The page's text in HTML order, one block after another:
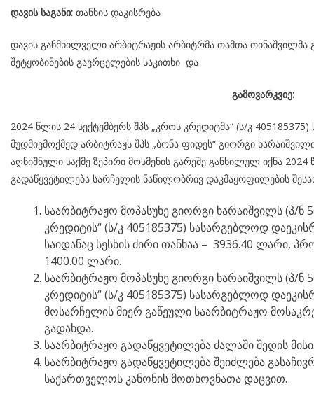
დავის საგანი: თანხის დაკისრება
დავის განმხილველი არბიტრაჟის არბიტრმა თამთა თინაშვილმა
შეტყობინების გავრცელების საკითხი და
გამოვარკვიე:
2024 წლის 24 სექტემბერს შპს „კროს კრედიტმა“ (ს/კ
მუდმივმოქმედ არბიტრაჟს შპს „ბონა ფიდეს“ გიორგი
აღნიშნული საქმე ზეპირი მოსმენის გარეშე განხილულ იქნა
გადაწყვეტილება სარჩელის ნაწილობრივ დაკმაყოფილების
საარბიტრაჟო მოპასუხე გიორგი ხარაიშვილს (პ/ნ
კრედიტის“ (ს/კ 405185375) სასარგებლოდ
საიდანაც სესხის ძირი თანხაა – 3936.40 ლარი,
1400.00 ლარი.
საარბიტრაჟო მოპასუხე გიორგი ხარაიშვილს (პ/ნ
კრედიტის“ (ს/კ 405185375) სასარგებლოდ
მოსარჩელის მიერ გაწეული საარბიტრაჟო
გადახდა.
საარბიტრაჟო გადაწყვეტილება ძალაში შედის
საარბიტრაჟო გადაწყვეტილება შეიძლება
საქართველოს კანონის მოთხოვნათა დაცვით.